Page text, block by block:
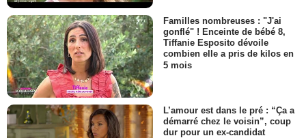
Familles nombreuses : "J'ai
gonflé" ! Enceinte de bébé 8,
Tiffanie Esposito dévoile
combien elle a pris de kilos en
5 mois
L’amour est dans le pré : “Ça a
démarré chez le voisin”, coup
dur pour un ex-candidat